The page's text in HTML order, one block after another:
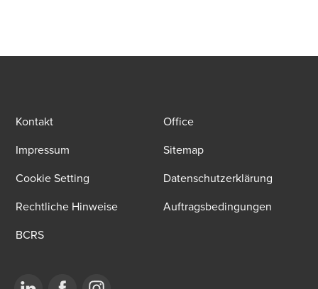
Kontakt
Office
Impressum
Sitemap
Cookie Setting
Datenschutzerklärung
Rechtliche Hinweise
Auftragsbedingungen
BCRS